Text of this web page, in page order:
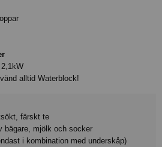
alltid Waterblock!
färskt te
bägare, mjölk och socker
i kombination med underskåp)